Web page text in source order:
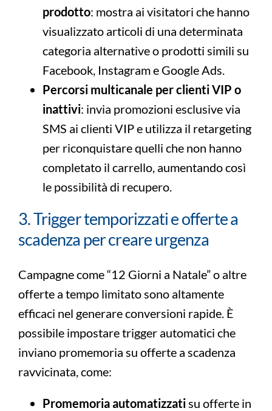
prodotto: mostra ai visitatori che hanno
visualizzato articoli di una determinata
categoria alternative o prodotti simili su
Facebook, Instagram e Google Ads.
Percorsi multicanale per clienti VIP o
inattivi: invia promozioni esclusive via
SMS ai clienti VIP e utilizza il retargeting
per riconquistare quelli che non hanno
completato il carrello, aumentando così
le possibilità di recupero.
3. Trigger temporizzati e offerte a
scadenza per creare urgenza
Campagne come “12 Giorni a Natale” o altre
offerte a tempo limitato sono altamente
efficaci nel generare conversioni rapide. È
possibile impostare trigger automatici che
inviano promemoria su offerte a scadenza
ravvicinata, come:
Promemoria automatizzatisu offerte in